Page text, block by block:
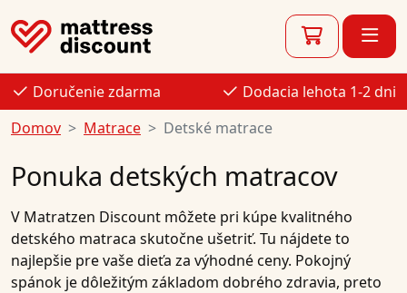
Doručenie zdarma
Dodacia lehota 1-2 dni
Domov
Matrace Detské matrace
Ponuka detských matracov
V Matratzen Discount môžete pri kúpe kvalitného
detského matraca skutočne ušetriť. Tu nájdete to
najlepšie pre vaše dieťa za výhodné ceny. Pokojný
spánok je dôležitým základom dobrého zdravia, preto